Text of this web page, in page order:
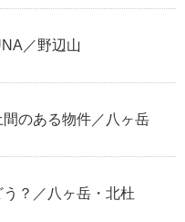
／野辺山
間のある物件／八ヶ岳
う？／八ヶ岳・北杜